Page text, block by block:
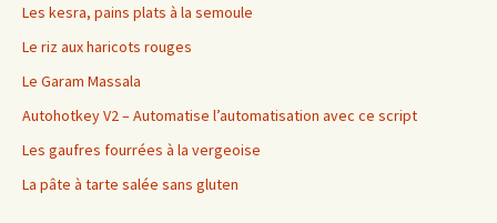
Les kesra, pains plats à la semoule
Le riz aux haricots rouges
Le Garam Massala
Autohotkey V2 – Automatise l’automatisation avec ce script
Les gaufres fourrées à la vergeoise
La pâte à tarte salée sans gluten